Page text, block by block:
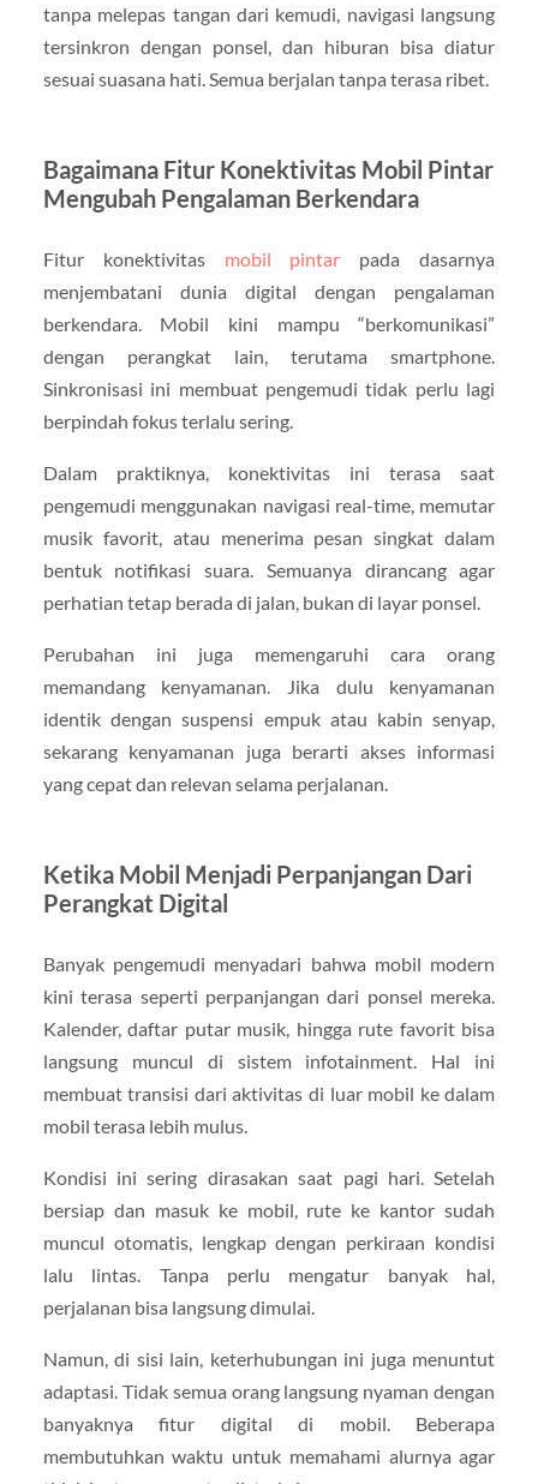
tanpa melepas tangan dari kemudi, navigasi langsung
tersinkron dengan ponsel, dan hiburan bisa diatur
sesuai suasana hati. Semua berjalan tanpa terasa ribet.
Bagaimana Fitur Konektivitas Mobil Pintar
Mengubah Pengalaman Berkendara
Fitur konektivitas mobil pintar pada dasarnya
menjembatani dunia digital dengan pengalaman
berkendara. Mobil kini mampu “berkomunikasi”
dengan perangkat lain, terutama smartphone.
Sinkronisasi ini membuat pengemudi tidak perlu lagi
berpindah fokus terlalu sering.
Dalam praktiknya, konektivitas ini terasa saat
pengemudi menggunakan navigasi real-time, memutar
musik favorit, atau menerima pesan singkat dalam
bentuk notifikasi suara. Semuanya dirancang agar
perhatian tetap berada di jalan, bukan di layar ponsel.
Perubahan ini juga memengaruhi cara orang
memandang kenyamanan. Jika dulu kenyamanan
identik dengan suspensi empuk atau kabin senyap,
sekarang kenyamanan juga berarti akses informasi
yang cepat dan relevan selama perjalanan.
Ketika Mobil Menjadi Perpanjangan Dari
Perangkat Digital
Banyak pengemudi menyadari bahwa mobil modern
kini terasa seperti perpanjangan dari ponsel mereka.
Kalender, daftar putar musik, hingga rute favorit bisa
langsung muncul di sistem infotainment. Hal ini
membuat transisi dari aktivitas di luar mobil ke dalam
mobil terasa lebih mulus.
Kondisi ini sering dirasakan saat pagi hari. Setelah
bersiap dan masuk ke mobil, rute ke kantor sudah
muncul otomatis, lengkap dengan perkiraan kondisi
lalu lintas. Tanpa perlu mengatur banyak hal,
perjalanan bisa langsung dimulai.
Namun, di sisi lain, keterhubungan ini juga menuntut
adaptasi. Tidak semua orang langsung nyaman dengan
banyaknya fitur digital di mobil. Beberapa
membutuhkan waktu untuk memahami alurnya agar